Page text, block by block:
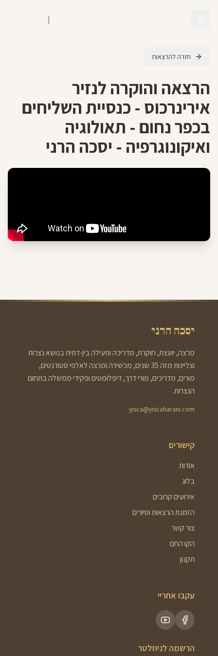
|
חזרה להרצאות
הרצאה והוקרה לנזיר
אירינרכוס - כנסיית השליחים
בכפר נחום - תאולוגיה
ואיקונוגרפיה - יסכה הרני
יסכה הרני
מרצה, יועצת, חוקרת, מדריכה ופעילה בין-דתית בנושא נצרות
וצליינות מזה 35 שנים, מכשירה ומרצה לאלפי סטודנטים,
מורים, מדריכים, מורי דרך, דיפלומטים ופקידי ממשלה בתחום
הנצרות.
yisca@yiscaharani.com
קישורים
אודות
בלוג
אירועים קרובים
הזמנת הרצאות וסיורים
צור קשר
הקו החם
תקנון
עקבו אחריי
הרשמה לניוזלטר